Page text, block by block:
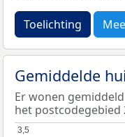
Toelichting
Gemiddelde
Er wonen
het postcodegebied
3,5
3,5